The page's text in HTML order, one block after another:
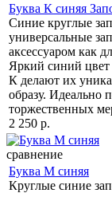
Буква К синяя
Синие круглые
универсальные
аксессуаром как
Яркий синий цвет
К делают их
образу. Идеально
торжественных
2 250 р.
сравнение
Буква М синяя
Круглые синие